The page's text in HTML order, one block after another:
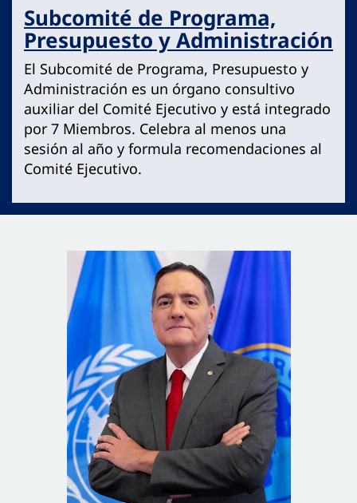
Subcomité de Programa,
Presupuesto y Administración
El Subcomité de Programa, Presupuesto y
Administración es un órgano consultivo
auxiliar del Comité Ejecutivo y está integrado
por 7 Miembros. Celebra al menos una
sesión al año y formula recomendaciones al
Comité Ejecutivo.